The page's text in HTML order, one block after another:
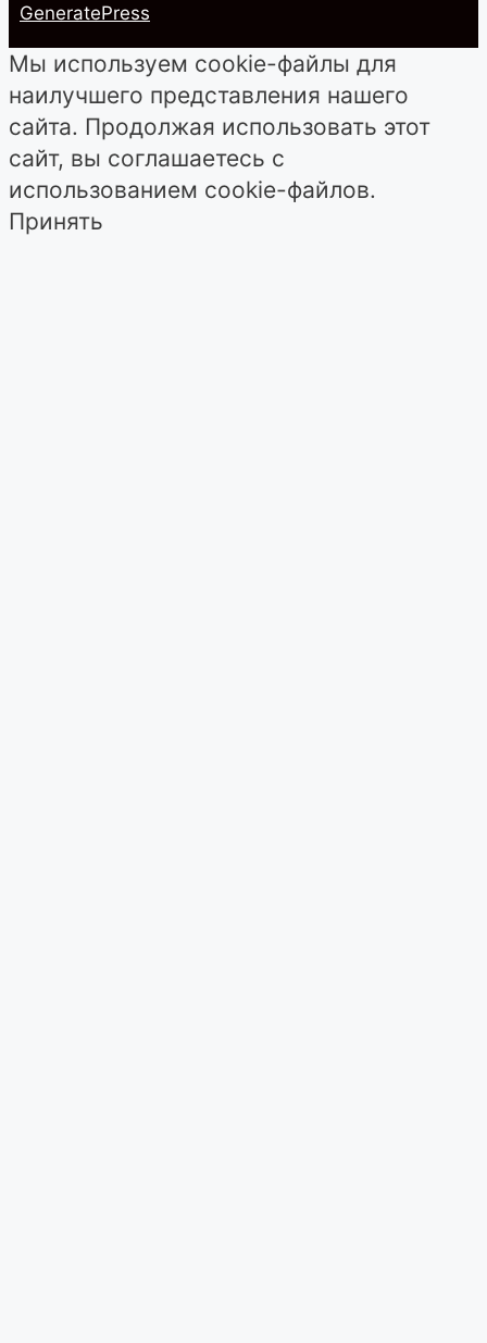
GeneratePress
Мы используем cookie-файлы для
наилучшего представления нашего
сайта. Продолжая использовать этот
сайт, вы соглашаетесь с
использованием cookie-файлов.
Принять